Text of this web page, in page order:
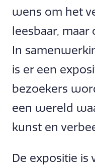
wens om het
leesbaar, maar
In
is er een
bezoekers
een wereld
kunst en
De expositie is